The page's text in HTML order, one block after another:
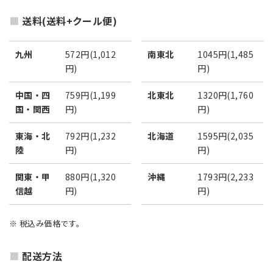
送料(送料+クール便)
九州
572円(1,012
円)
中国・四
国・関西
759円(1,199
円)
東海・北
陸
792円(1,232
円)
関東・甲
信越
880円(1,320
円)
南東北
1045円(1,485
円)
北東北
1320円(1,760
円)
北海道
1595円(2,035
円)
沖縄
1793円(2,233
円)
※ 税込み価格です。
配送方法